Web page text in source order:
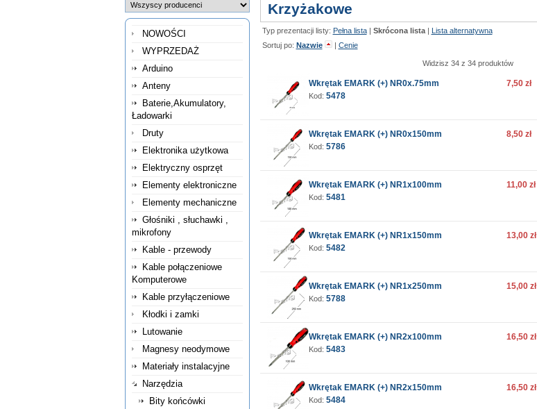
NOWOŚCI
WYPRZEDAŻ
Arduino
Anteny
Baterie,Akumulatory,
Ładowarki
Druty
Elektronika użytkowa
Elektryczny osprzęt
Elementy elektroniczne
Elementy mechaniczne
Głośniki , słuchawki ,
mikrofony
Kable - przewody
Kable połączeniowe
Komputerowe
Kable przyłączeniowe
Kłodki i zamki
Lutowanie
Magnesy neodymowe
Materiały instalacyjne
Narzędzia
Bity końcówki
Krzyżakowe
Typ prezentacji listy: Pełna lista| Skrócona lista| Lista alternatywna
Sortuj po: Nazwie | Cenie
Widzisz 34 z 34 produktów
Wkrętak EMARK (+) NR0x.75mm
Kod: 5478
7,50 zł
Wkrętak EMARK (+) NR0x150mm
Kod: 5786
8,50 zł
Wkrętak EMARK (+) NR1x100mm
Kod: 5481
11,00 zł
Wkrętak EMARK (+) NR1x150mm
Kod: 5482
13,00 zł
Wkrętak EMARK (+) NR1x250mm
Kod: 5788
15,00 zł
Wkrętak EMARK (+) NR2x100mm
Kod: 5483
16,50 zł
Wkrętak EMARK (+) NR2x150mm
Kod: 5484
16,50 zł